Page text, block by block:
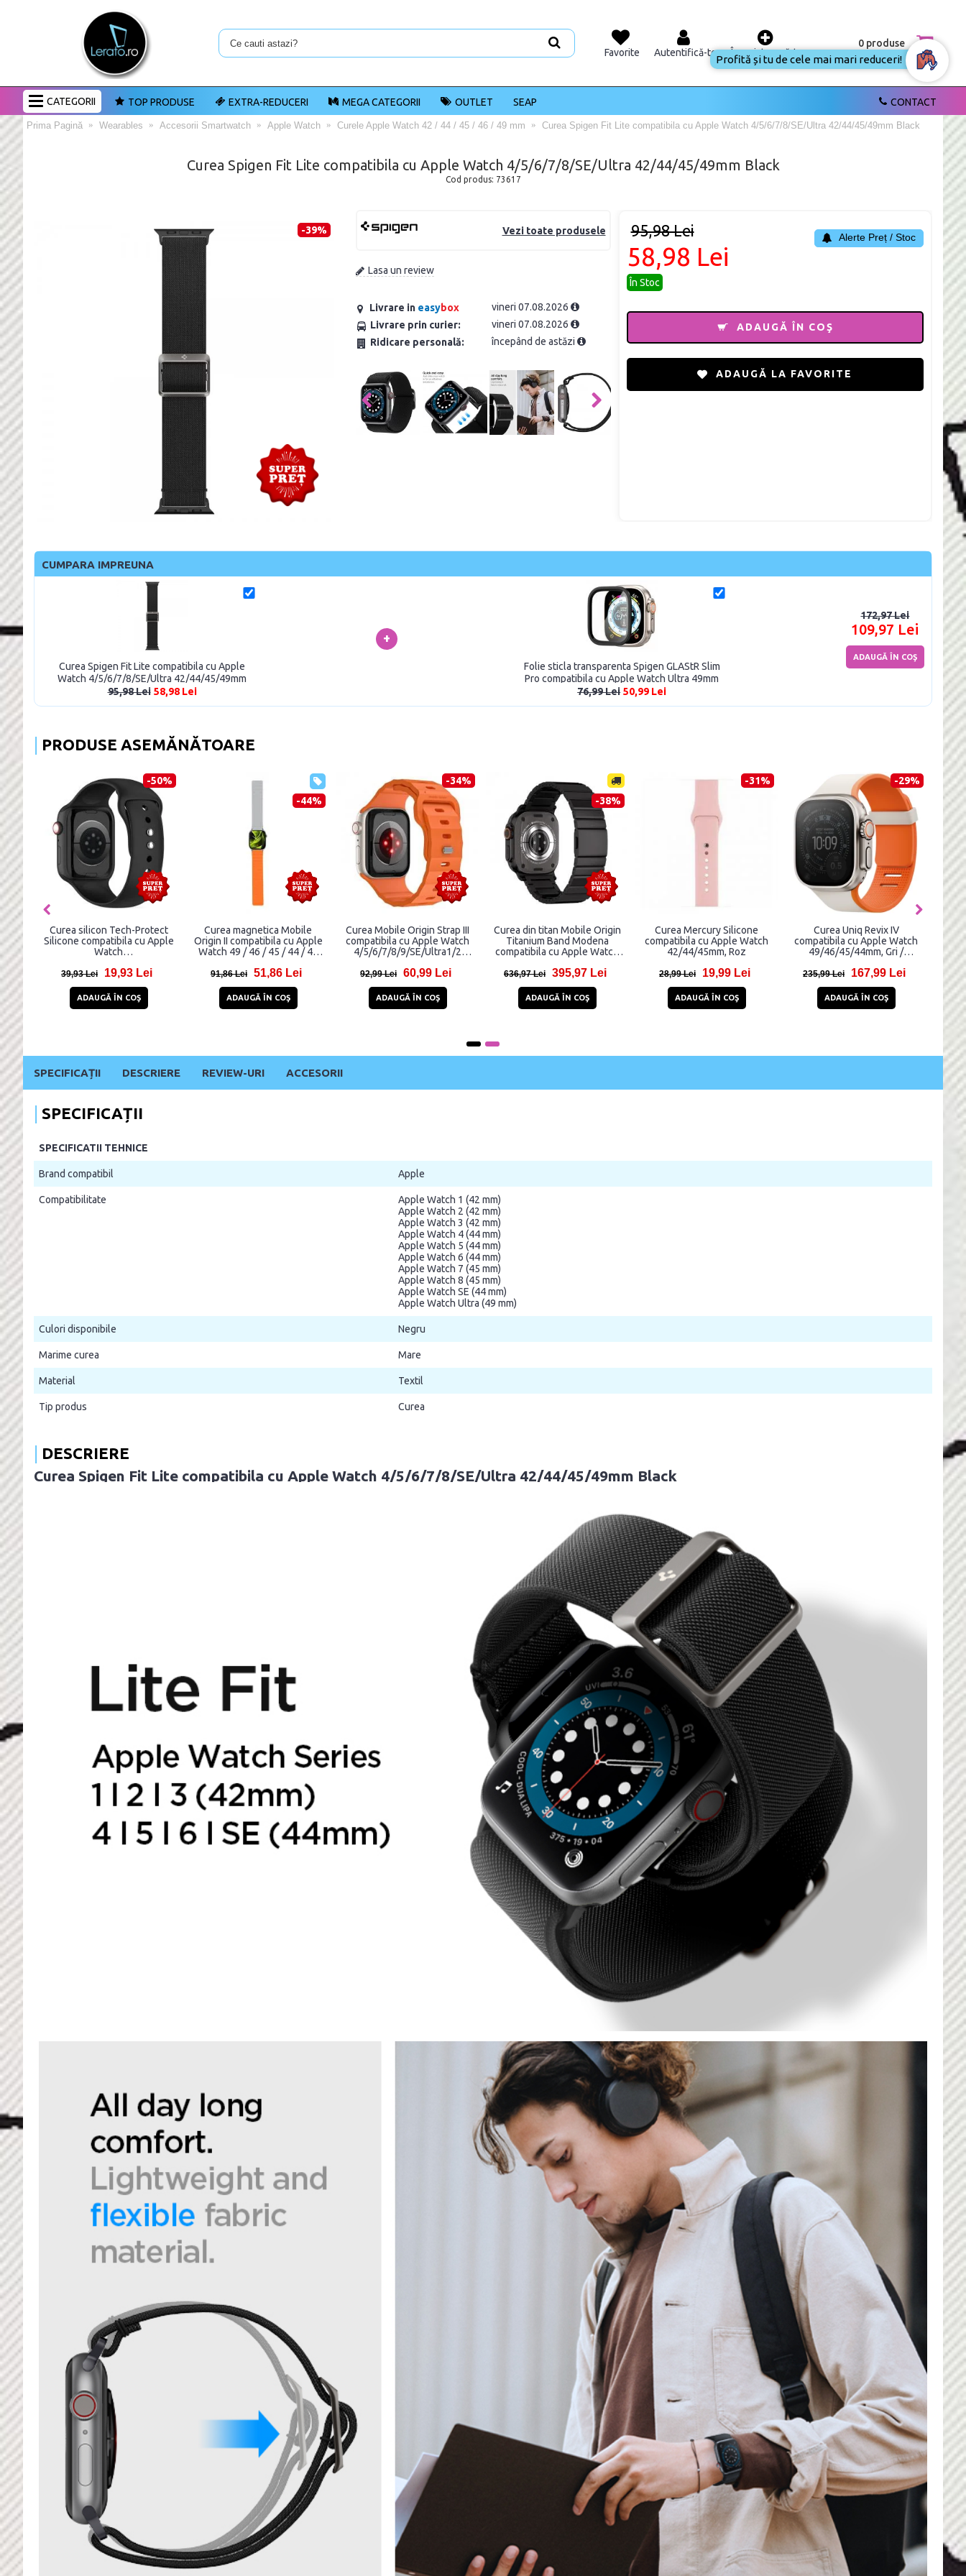
Favorite Autentifică-te Înregistrează-te
0 produse
CATEGORII CONTACT
TOP PRODUSE EXTRA-REDUCERI MEGA CATEGORII OUTLET SEAP
Prima Pagină Wearables Accesorii Smartwatch Apple Watch Curele Apple Watch 42 / 44 / 45 / 46 / 49 mm Curea Spigen Fit Lite compatibila cu Apple Watch 4/5/6/7/8/SE/Ultra 42/44/45/49mm Black
Curea Spigen Fit Lite compatibila cu Apple Watch 4/5/6/7/8/SE/Ultra 42/44/45/49mm Black
Cod produs: 73617
-39% Vezi toate produsele
Lasa un review
Livrare in easybox
vineri 07.08.2026
Livrare prin curier:
vineri 07.08.2026
Ridicare personală:
începând de astăzi
95,98 Lei
58,98 Lei
În Stoc
Alerte Preț / Stoc
ADAUGĂ ÎN COŞ
ADAUGĂ LA FAVORITE
CUMPARA IMPREUNA
Curea Spigen Fit Lite compatibila cu Apple
Watch 4/5/6/7/8/SE/Ultra 42/44/45/49mm
Black
95,98 Lei 58,98 Lei
+
Folie sticla transparenta Spigen GLAStR Slim
Pro compatibila cu Apple Watch Ultra 49mm
Black
76,99 Lei 50,99 Lei
172,97 Lei
109,97 Lei
ADAUGĂ ÎN COŞ
PRODUSE ASEMĂNĂTOARE
-39%
Curea otel inoxidabil Spigen
Modern Fit compatibila cu
Apple Watch
42/44/45/49mm Silver
145,98 Lei 88,98 Lei
ADAUGĂ ÎN COŞ
-56%
Curea cauciuc Magnetic Strap
compatibila cu Apple Watch
7/8 45mm Red
56,92 Lei 24,92 Lei
ADAUGĂ ÎN COŞ
-46%
Curea material textil Tech-
Protect Nylon compatibila cu
Apple Watch
42/44/45/49mm Beige
62,95 Lei 33,95 Lei
ADAUGĂ ÎN COŞ
-48%
Curea silicon Mobile Origin
Strap compatibila cu Apple
Watch
42/44/45/49mm Olive Green
49,94 Lei 25,94 Lei
ADAUGĂ ÎN COŞ
-50%
Curea silicon Tech-Protect
Silicone compatibila cu Apple
Watch
42/44/45/49mm Black
39,93 Lei 19,93 Lei
ADAUGĂ ÎN COŞ
-44%
Curea magnetica Mobile
Origin II compatibila cu Apple
Watch 49 / 46 / 45 / 44 / 42
91,86 Lei 51,86 Lei
ADAUGĂ ÎN COŞ
4/
42/
SPECIFICAȚII DESCRIERE REVIEW-URI ACCESORII
SPECIFICAȚII
SPECIFICATII TEHNICE
Brand compatibil Apple
Compatibilitate
Apple Watch 1 (42 mm)
Apple Watch 2 (42 mm)
Apple Watch 3 (42 mm)
Apple Watch 4 (44 mm)
Apple Watch 5 (44 mm)
Apple Watch 6 (44 mm)
Apple Watch 7 (45 mm)
Apple Watch 8 (45 mm)
Apple Watch SE (44 mm)
Apple Watch Ultra (49 mm)
Culori disponibile Negru
Marime curea Mare
Material Textil
Tip produs Curea
DESCRIERE
Curea Spigen Fit Lite compatibila cu Apple Watch 4/5/6/7/8/SE/Ultra 42/44/45/49mm Black
Profită și tu de cele mai mari reduceri!